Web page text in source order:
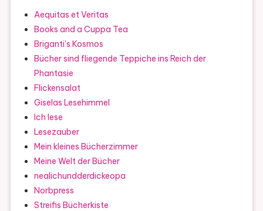
Aequitas et Veritas
Books and a Cuppa Tea
Briganti's Kosmos
Bücher sind fliegende Teppiche ins Reich der
Phantasie
Flickensalat
Giselas Lesehimmel
Ich lese
Lesezauber
Mein kleines Bücherzimmer
Meine Welt der Bücher
nealichundderdickeopa
Norbpress
Streifis Bücherkiste